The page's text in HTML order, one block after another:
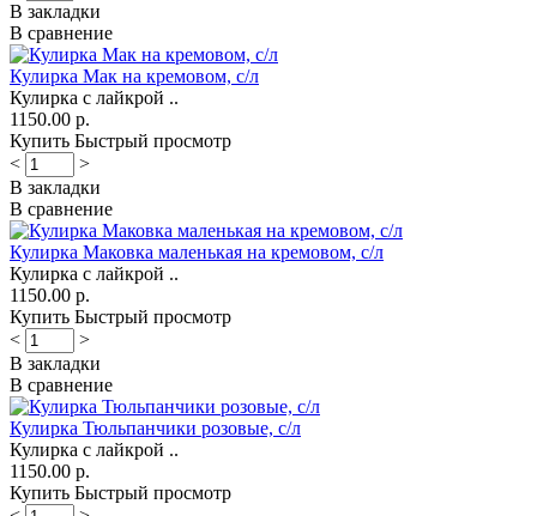
В закладки
В сравнение
Кулирка Мак на кремовом, с/л
Кулирка с лайкрой ..
1150.00 р.
Купить Быстрый просмотр
<
>
В закладки
В сравнение
Кулирка Маковка маленькая на кремовом, с/л
Кулирка с лайкрой ..
1150.00 р.
Купить Быстрый просмотр
<
>
В закладки
В сравнение
Кулирка Тюльпанчики розовые, с/л
Кулирка с лайкрой ..
1150.00 р.
Купить Быстрый просмотр